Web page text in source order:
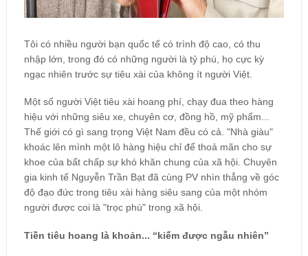
Tôi có nhiều người bạn quốc tế có trình độ cao, có thu
nhập lớn, trong đó có những người là tỷ phú, họ cực kỳ
ngạc nhiên trước sự tiêu xài của không ít người Việt.
Một số người Việt tiêu xài hoang phí, chạy đua theo hàng
hiệu với những siêu xe, chuyên cơ, đồng hồ, mỹ phẩm...
Thế giới có gì sang trọng Việt Nam đều có cả. "Nhà giàu"
khoác lên mình một lô hàng hiệu chỉ để thoả mãn cho sự
khoe của bất chấp sự khó khăn chung của xã hội. Chuyên
gia kinh tế Nguyễn Trần Bạt đã cùng PV nhìn thẳng về góc
độ đạo đức trong tiêu xài hàng siêu sang của một nhóm
người được coi là "trọc phú" trong xã hội.
Tiền tiêu hoang là khoản... “kiếm được ngẫu nhiên”